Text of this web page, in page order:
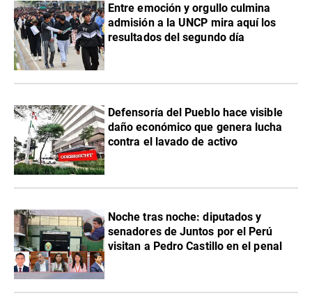
Entre emoción y orgullo culmina
admisión a la UNCP mira aquí los
resultados del segundo día
Defensoría del Pueblo hace visible
daño económico que genera lucha
contra el lavado de activo
Noche tras noche: diputados y
senadores de Juntos por el Perú
visitan a Pedro Castillo en el penal